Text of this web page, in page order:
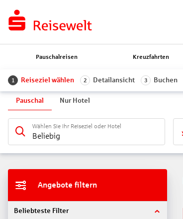
Pauschalreisen Kreuzfahrten
1 Reiseziel wählen 2 Detailansicht 3 Buchen
Pauschal Nur Hotel
Wählen Sie Ihr Reiseziel oder Hotel
Beliebig
Angebote filtern
Beliebteste Filter